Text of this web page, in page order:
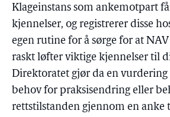
Klageinstans som ankemotpart
kjennelser, og registrerer disse
egen rutine for å sørge for at
raskt løfter viktige kjennelser til
Direktoratet gjør da en vurdering
behov for praksisendring eller
rettstilstanden gjennom en anke